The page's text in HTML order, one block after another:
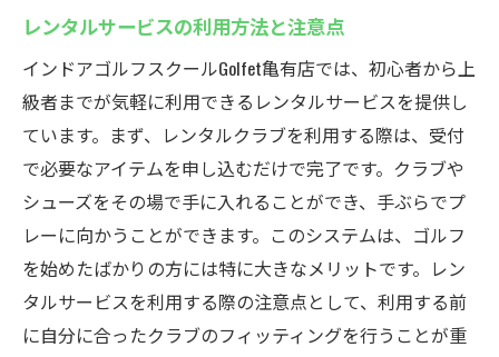
レンタルサービスの利用方法と注意点
インドアゴルフスクールGolfet亀有店では、初心者から上
級者までが気軽に利用できるレンタルサービスを提供し
ています。まず、レンタルクラブを利用する際は、受付
で必要なアイテムを申し込むだけで完了です。クラブや
シューズをその場で手に入れることができ、手ぶらでプ
レーに向かうことができます。このシステムは、ゴルフ
を始めたばかりの方には特に大きなメリットです。レン
タルサービスを利用する際の注意点として、利用する前
に自分に合ったクラブのフィッティングを行うことが重